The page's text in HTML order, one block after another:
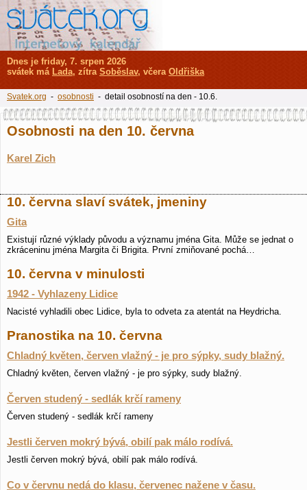
Osobnosti na den 10. června
Karel Zich
10. června slaví svátek, jmeniny
Gita
Existují různé výklady původu a významu jména Gita. Může se jednat o
zkráceninu jména Margita či Brigita. První zmiňované pochá…
10. června v minulosti
1942 - Vyhlazeny Lidice
Nacisté vyhladili obec Lidice, byla to odveta za atentát na Heydricha.
Pranostika na 10. června
Chladný květen, červen vlažný - je pro sýpky, sudy blažný.
Chladný květen, červen vlažný - je pro sýpky, sudy blažný.
Červen studený - sedlák krčí rameny
Červen studený - sedlák krčí rameny
Jestli červen mokrý bývá, obilí pak málo rodívá.
Jestli červen mokrý bývá, obilí pak málo rodívá.
Co v červnu nedá do klasu, červenec nažene v času.
Dnes je friday, 7. srpen 2026
svátek má Lada, zítra Soběslav, včera Oldřiška
Svatek.org - osobnosti - detail osobností na den - 10.6.